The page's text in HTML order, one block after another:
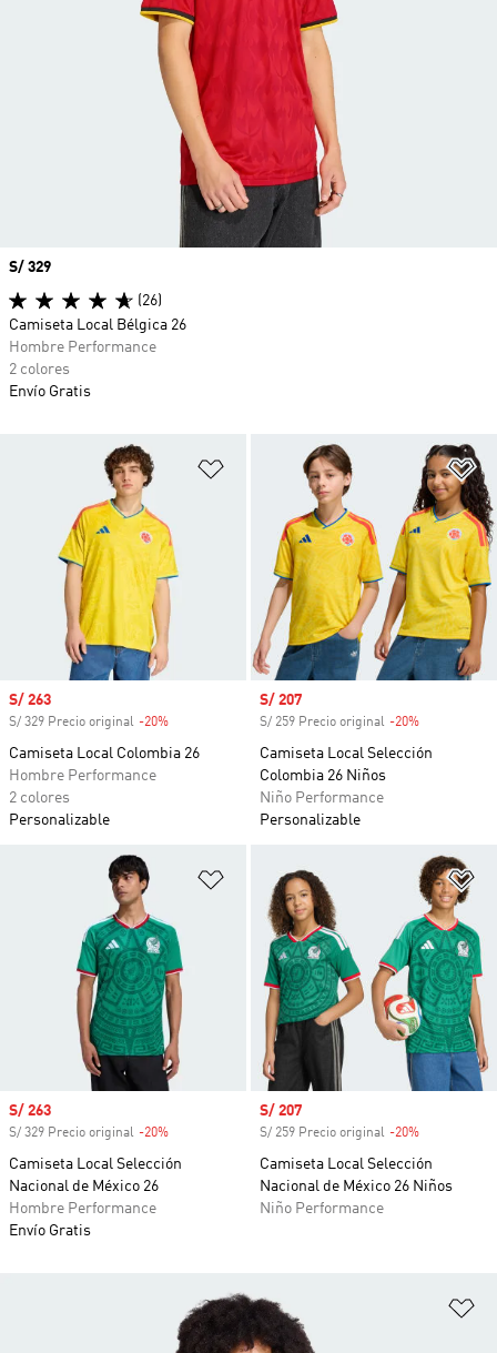
Añadir a la lista de deseos
Precio de venta
S/ 263
S/ 329 Precio original -20%
Camiseta Local Colombia 26
Hombre Performance
2 colores
Personalizable
Precio de venta
S/ 207
S/ 259 Precio original -20%
Camiseta Local Selección
Colombia 26 Niños
Niño Performance
Personalizable
Añadir a la lista de deseos
Precio de venta
S/ 263
S/ 329 Precio original -20%
Camiseta Local Selección
Nacional de México 26
Hombre Performance
Envío Gratis
Precio de venta
S/ 207
S/ 259 Precio original -20%
Camiseta Local Selección
Nacional de México 26 Niños
Niño Performance
Precio
S/ 329
(26)
Camiseta Local Bélgica 26
Hombre Performance
2 colores
Envío Gratis